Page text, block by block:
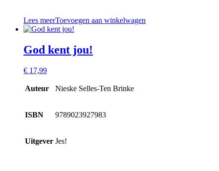
Lees meerToevoegen aan winkelwagen
God kent jou!
€ 17,99
Auteur Nieske Selles-Ten Brinke
ISBN 9789023927983
Uitgever Jes!